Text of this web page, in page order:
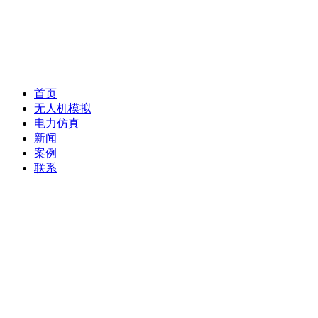
首页
无人机模拟
电力仿真
新闻
案例
联系